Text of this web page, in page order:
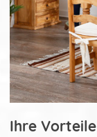
Ihre Vorteile